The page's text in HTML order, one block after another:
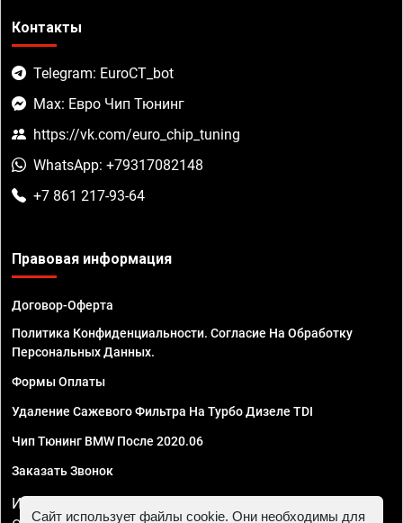
Контакты
Telegram: EuroCT_bot
Max: Евро Чип Тюнинг
https://vk.com/euro_chip_tuning
WhatsApp: +79317082148
+7 861 217-93-64
Правовая информация
Договор-Оферта
Политика Конфиденциальности. Согласие На Обработку
Персональных Данных.
Формы Оплаты
Удаление Сажевого Фильтра На Турбо Дизеле TDI
Чип Тюнинг BMW После 2020.06
Заказать Звонок
ИП Смирнов Георгий Павлович. ИНН 781302555843,
Сайт использует файлы cookie. Они необходимы для